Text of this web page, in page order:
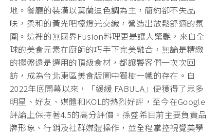
地。餐廳的裝潢以莫蘭迪色調為主，簡約卻不失品
味，柔和的黃光吧檯燈光交織，營造出放鬆舒適的氛
圍。這裡的無國界Fusion料理更是讓人驚艷，來自全
球的美食元素在廚師的巧手下完美融合，無論是精緻
的擺盤還是選用的頂級食材，都讓饕客們一次次回
訪，成為台北東區美食版圖中獨樹一幟的存在。自
2022年底開幕以來，「緩緩 FABULA」便獲得了眾多
明星、好友、媒體和KOL的熱烈好評，至今在Google
評論上保持著4.5的高分評價。孫盛希目前主要負責品
牌形象、行銷及社群媒體操作，並全程掌控視覺美學